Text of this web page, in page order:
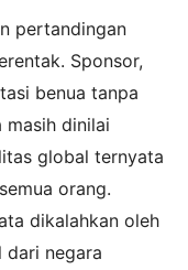
pertandingan
Sponsor,
benua tanpa
masih dinilai
global ternyata
orang.
dikalahkan oleh
dari negara